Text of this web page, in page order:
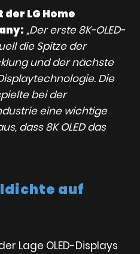
LG Home
„Der erste 8K-OLED-
die Spitze der
und der nächste
Die
bei der
eine wichtige
dass 8K OLED das
auf
Lage OLED-Displays